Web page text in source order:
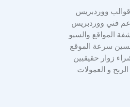
قوالب ووردبريس
فني ووردبريس
المواقع والسيو
سرعة الموقع
زوار حقيقيين
الربح و العمولات